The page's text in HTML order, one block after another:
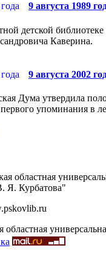
9 августа 1989
детской
Каверина.
9 августа 2002
Дума утвердила
первого упоминания в
областная
Я. Курбатова"